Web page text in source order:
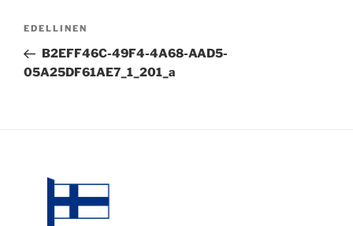
Edellinen
artikkeli
EDELLINEN
B2EFF46C-49F4-4A68-AAD5-
05A25DF61AE7_1_201_a